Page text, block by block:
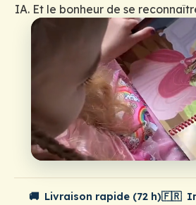
IA. Et le bonheur de se
🚚 Livraison rapide (72 h)🇫🇷